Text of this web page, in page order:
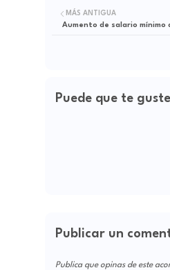
MÁS ANTIGUA
Aumento de salario mínimo
Puede que te guste
Publicar un
Publica que opinas de este